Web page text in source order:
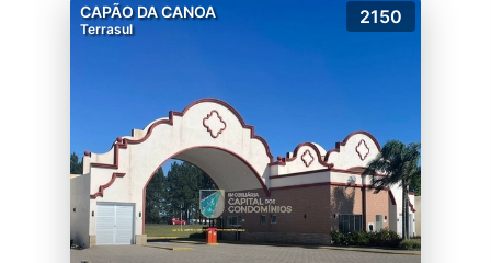
CAPÃO DA CANOA
Terrasul
2150